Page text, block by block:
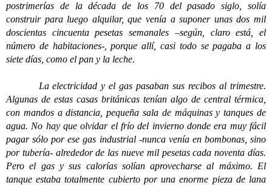
postrimerías de la década de los 70 del pasado siglo, solía
construir para luego alquilar, que venía a suponer unas dos mil
doscientas cincuenta pesetas semanales –según, claro está, el
número de habitaciones-, porque allí, casi todo se pagaba a los
siete días, como el pan y la leche.
La electricidad y el gas pasaban sus recibos al trimestre.
Algunas de estas casas británicas tenían algo de central térmica,
con mandos a distancia, pequeña sala de máquinas y tanques de
agua. No hay que olvidar el frío del invierno donde era muy fácil
pagar sólo por ese gas industrial -nunca venía en bombonas, sino
por tubería- alrededor de las nueve mil pesetas cada noventa días.
Pero el gas y sus calorías solían aprovecharse al máximo. El
tanque estaba totalmente cubierto por una enorme pieza de lana